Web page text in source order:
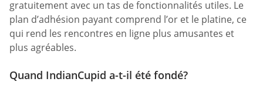
gratuitement avec un tas de fonctionnalités utiles. Le
plan d’adhésion payant comprend l’or et le platine, ce
qui rend les rencontres en ligne plus amusantes et
plus agréables.
Quand IndianCupid a-t-il été fondé?